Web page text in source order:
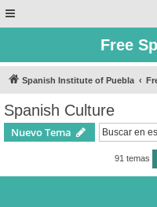
Free
Spanish Institute of Puebla
Spanish Culture
Nuevo Tema
91 temas